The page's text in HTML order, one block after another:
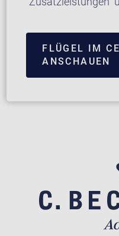
FLÜGEL IM
ANSCHAUEN